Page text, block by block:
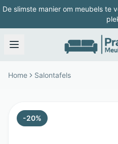
De slimste manier om meubels te
Home Salontafels
-20%